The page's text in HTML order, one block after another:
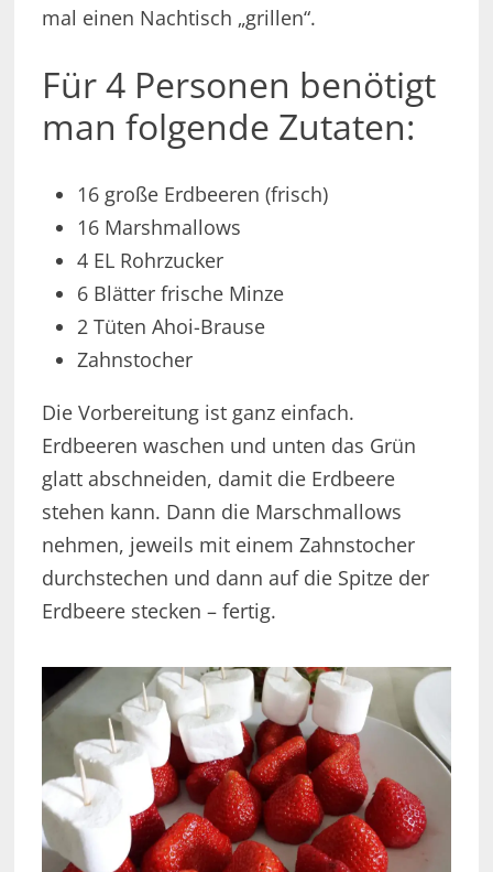
mal einen Nachtisch „grillen“.
Für 4 Personen benötigt
man folgende Zutaten:
16 große Erdbeeren (frisch)
16 Marshmallows
4 EL Rohrzucker
6 Blätter frische Minze
2 Tüten Ahoi-Brause
Zahnstocher
Die Vorbereitung ist ganz einfach.
Erdbeeren waschen und unten das Grün
glatt abschneiden, damit die Erdbeere
stehen kann. Dann die Marschmallows
nehmen, jeweils mit einem Zahnstocher
durchstechen und dann auf die Spitze der
Erdbeere stecken – fertig.